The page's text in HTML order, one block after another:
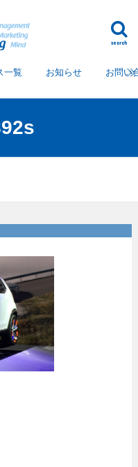
search
一覧 お知らせ お問い